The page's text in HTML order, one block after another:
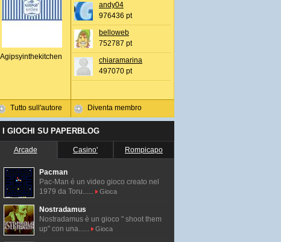
Agipsyinthekitchen
Tutto sull'autore
andy04
976436 pt
belloweb
752787 pt
chiaramarina
497070 pt
Diventa membro
I GIOCHI SU PAPERBLOG
Arcade Casino' Rompicapo
Pacman
Pac-Man é un video gioco creato nel
1979 da Toru......
Gioca
Nostradamus
Nostradamus è un gioco " shoot them
up" con una......
Gioca